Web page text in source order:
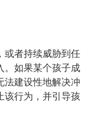
或者持续威胁到任
。如果某个孩子成
法建设性地解决冲
该行为，并引导孩